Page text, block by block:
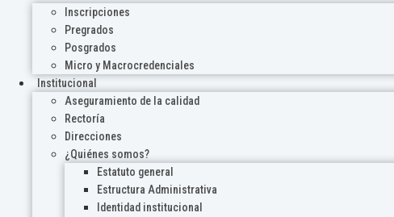
Inscripciones
Pregrados
Posgrados
Micro y Macrocredenciales
Institucional
Aseguramiento de la calidad
Rectoría
Direcciones
¿Quiénes somos?
Estatuto general
Estructura Administrativa
Identidad institucional